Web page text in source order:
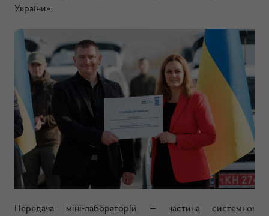
України».
Передача міні-лабораторій — частина системної